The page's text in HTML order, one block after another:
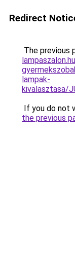
Redirect
The previous
lampak-
kivalasztasa/
If you do not
the previous